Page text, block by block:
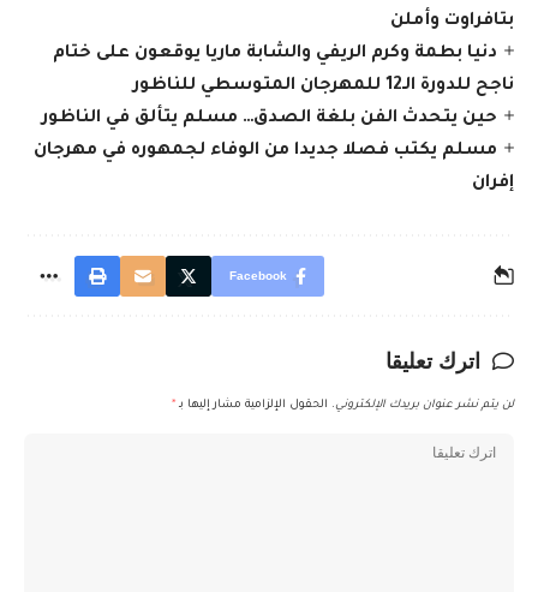
بتافراوت وأملن
دنيا بطمة وكرم الريفي والشابة ماريا يوقعون على ختام
ناجح للدورة الـ12 للمهرجان المتوسطي للناظور
حين يتحدث الفن بلغة الصدق… مسلم يتألق في الناظور
مسلم يكتب فصلا جديدا من الوفاء لجمهوره في مهرجان
إفران
Facebook
اترك تعليقا
لن يتم نشر عنوان بريدك الإلكتروني. الحقول الإلزامية مشار إليها بـ *